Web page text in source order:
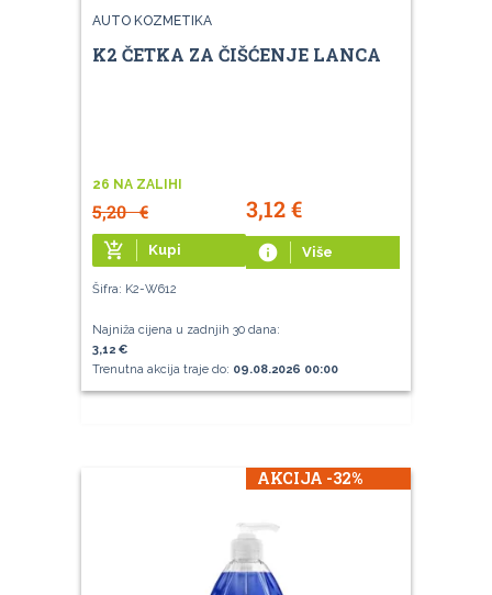
AUTO KOZMETIKA
K2 ČETKA ZA ČIŠĆENJE LANCA
26 NA ZALIHI
5,20€ 3,12€
add_shopping_cart Kupi info Više
Šifra: K2-W612
Najniža cijena u zadnjih 30 dana:
3,12 €
Trenutna akcija traje do: 09.08.2026 00:00
AKCIJA -32%